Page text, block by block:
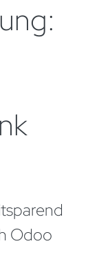
Odoo